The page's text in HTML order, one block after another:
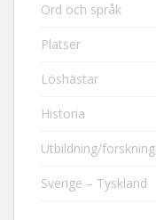
Ord och språk
Platser
Löshästar
Historia
Utbildning/forskning
Sverige – Tyskland